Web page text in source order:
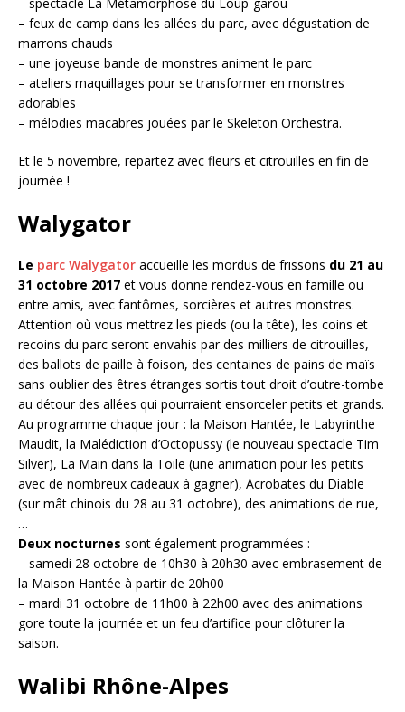
– feux de camp dans les allées du parc, avec dégustation de
marrons chauds
– une joyeuse bande de monstres animent le parc
– ateliers maquillages pour se transformer en monstres
adorables
– mélodies macabres jouées par le Skeleton Orchestra.
Et le 5 novembre, repartez avec fleurs et citrouilles en fin de
journée !
Walygator
Le parc Walygator accueille les mordus de frissons du 21 au
31 octobre 2017 et vous donne rendez-vous en famille ou
entre amis, avec fantômes, sorcières et autres monstres.
Attention où vous mettrez les pieds (ou la tête), les coins et
recoins du parc seront envahis par des milliers de citrouilles,
des ballots de paille à foison, des centaines de pains de maïs
sans oublier des êtres étranges sortis tout droit d’outre-tombe
au détour des allées qui pourraient ensorceler petits et grands.
Au programme chaque jour : la Maison Hantée, le Labyrinthe
Maudit, la Malédiction d’Octopussy (le nouveau spectacle Tim
Silver), La Main dans la Toile (une animation pour les petits
avec de nombreux cadeaux à gagner), Acrobates du Diable
(sur mât chinois du 28 au 31 octobre), des animations de rue,
…
Deux nocturnes sont également programmées :
– samedi 28 octobre de 10h30 à 20h30 avec embrasement de
la Maison Hantée à partir de 20h00
– mardi 31 octobre de 11h00 à 22h00 avec des animations
gore toute la journée et un feu d’artifice pour clôturer la
saison.
Walibi Rhône-Alpes